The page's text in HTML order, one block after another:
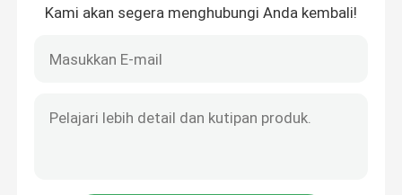
Kami akan segera menghubungi Anda kembali!